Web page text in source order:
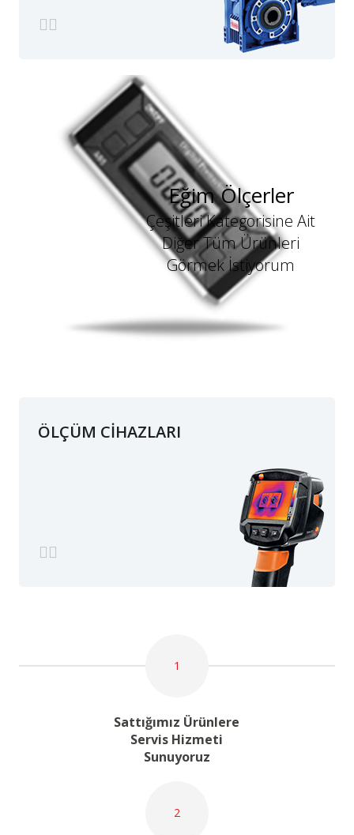
Eğim Ölçerler
Çeşitleri Kategorisine Ait
Diğer Tüm Ürünleri
Görmek İstiyorum
ÖLÇÜM CİHAZLARI
1
Sattığımız Ürünlere
Servis Hizmeti
Sunuyoruz
2